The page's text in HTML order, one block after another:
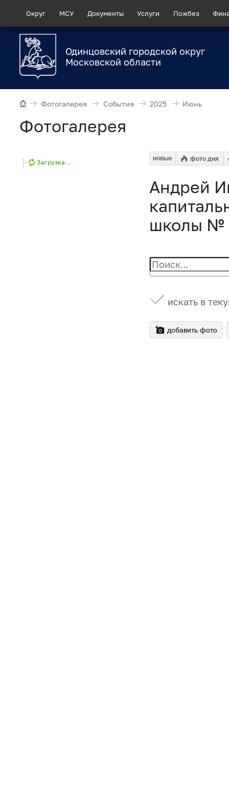
Округ МСУ Документы Услуги Пожбез
Одинцовский городской округ
Московской области
Фотогалерея События 2025 Июнь
Фотогалерея
Загрузка...
новые фото дня
Андрей
школы №
искать в
добавить фото